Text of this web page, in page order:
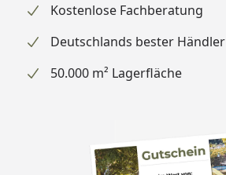
Kostenlose Fachberatung
Deutschlands bester Händler
50.000 m² Lagerfläche